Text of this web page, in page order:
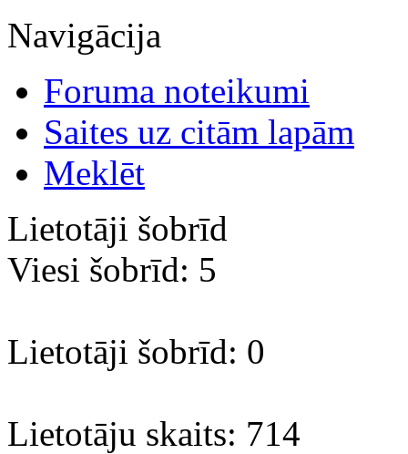
Navigācija
Foruma noteikumi
Saites uz citām lapām
Meklēt
Lietotāji šobrīd
Viesi šobrīd: 5
Lietotāji šobrīd: 0
Lietotāju skaits: 714